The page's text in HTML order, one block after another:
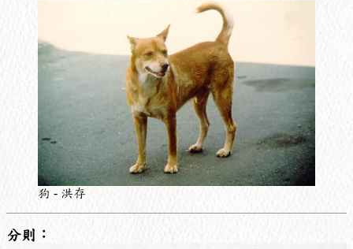
狗 - 洪存
分則：